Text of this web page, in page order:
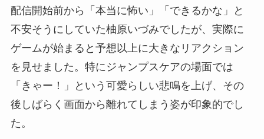
配信開始前から「本当に怖い」「できるかな」と
不安そうにしていた柚原いづみでしたが、実際に
ゲームが始まると予想以上に大きなリアクション
を見せました。特にジャンプスケアの場面では
「きゃー！」という可愛らしい悲鳴を上げ、その
後しばらく画面から離れてしまう姿が印象的でし
た。